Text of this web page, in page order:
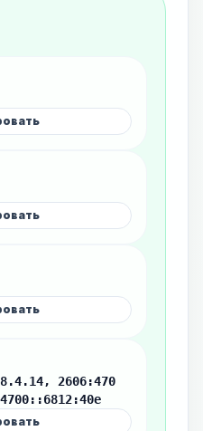
2606:470